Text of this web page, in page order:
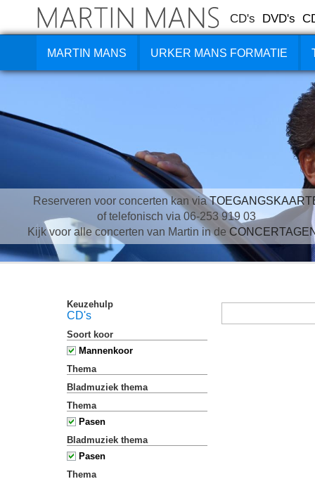
CD's DVD's
MARTIN MANS URKER MANS FORMATIE
Reserveren voor concerten kan via
of telefonisch via 06-253 919 03
Kijk voor alle concerten van Martin in de
Keuzehulp
CD's
Soort koor
Mannenkoor
Thema
Bladmuziek thema
Thema
Pasen
Bladmuziek thema
Pasen
Thema